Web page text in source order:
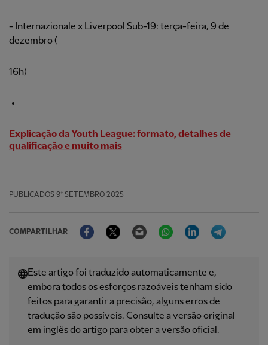
- Internazionale x Liverpool Sub-19: terça-feira, 9 de
dezembro (
16h)
Explicação da Youth League: formato, detalhes de
qualificação e muito mais
PUBLICADOS 9º SETEMBRO 2025
COMPARTILHAR
FacebookTwitter Email WhatsAppLinkedIn
Este artigo foi traduzido automaticamente e,
embora todos os esforços razoáveis ​​tenham sido
feitos para garantir a precisão, alguns erros de
tradução são possíveis. Consulte a versão original
em inglês do artigo para obter a versão oficial.